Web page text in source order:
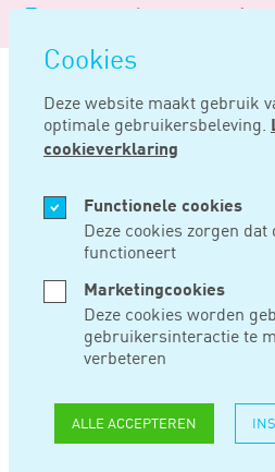
overslaan
Cookies
Deze website maakt gebruik
optimale gebruikersbeleving.
cookieverklaring
Functionele cookies
Deze cookies zorgen
functioneert
Marketingcookies
Deze cookies worden
gebruikersinteractie te
verbeteren
ALLE ACCEPTEREN
Logo
Noord
Negentig
Home Nieuws
DEC 21, 2023
VOOR
SCHULDEN